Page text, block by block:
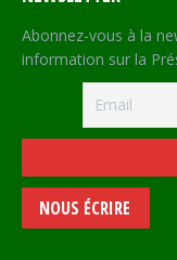
Abonnez-vous à la
information sur la
NOUS ÉCRIRE